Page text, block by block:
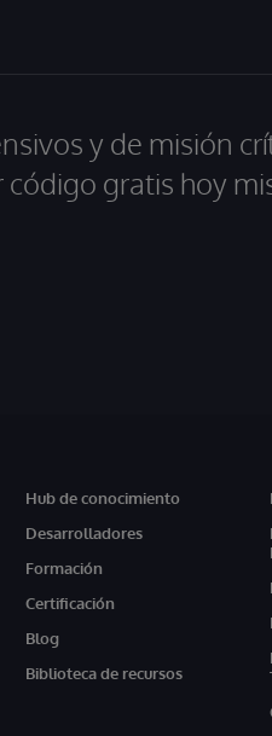
y de misión
gratis hoy
Hub de conocimiento
Desarrolladores
Formación
Certificación
Blog
Biblioteca de recursos